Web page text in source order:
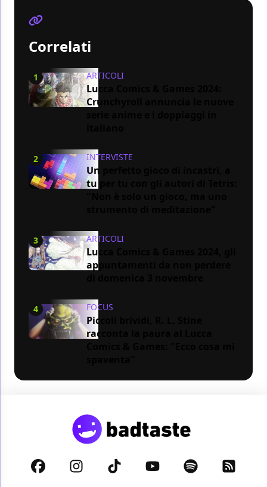
Correlati
1 ARTICOLI
Lucca Comics & Games 2024:
Crunchyroll annuncia le nuove
2 INTERVISTE
Un perfetto gioco di incastri, a
tu per tu con gli autori di Tetris:
3 ARTICOLI
Lucca Comics & Games 2024, gli
appuntamenti da non perdere
4 FOCUS
Piccoli brividi, R. L. Stine
racconta la paura al Lucca